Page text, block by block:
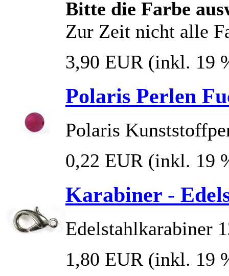
Bitte die Farbe
Zur Zeit nicht alle
3,90 EUR (inkl. 19
Polaris Perlen
Polaris
0,22 EUR (inkl. 19
Karabiner -
Edelstahlkarabiner
1,80 EUR (inkl. 19